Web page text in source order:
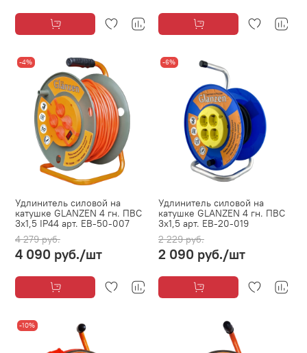
-4%
Удлинитель силовой на
катушке GLANZEN 4 гн. ПВС
3х1,5 IP44 арт. EB-50-007
4 279 руб.
4 090 руб./шт
-6%
Удлинитель силовой на
катушке GLANZEN 4 гн. ПВС
3х1,5 арт. EB-20-019
2 229 руб.
2 090 руб./шт
-10%